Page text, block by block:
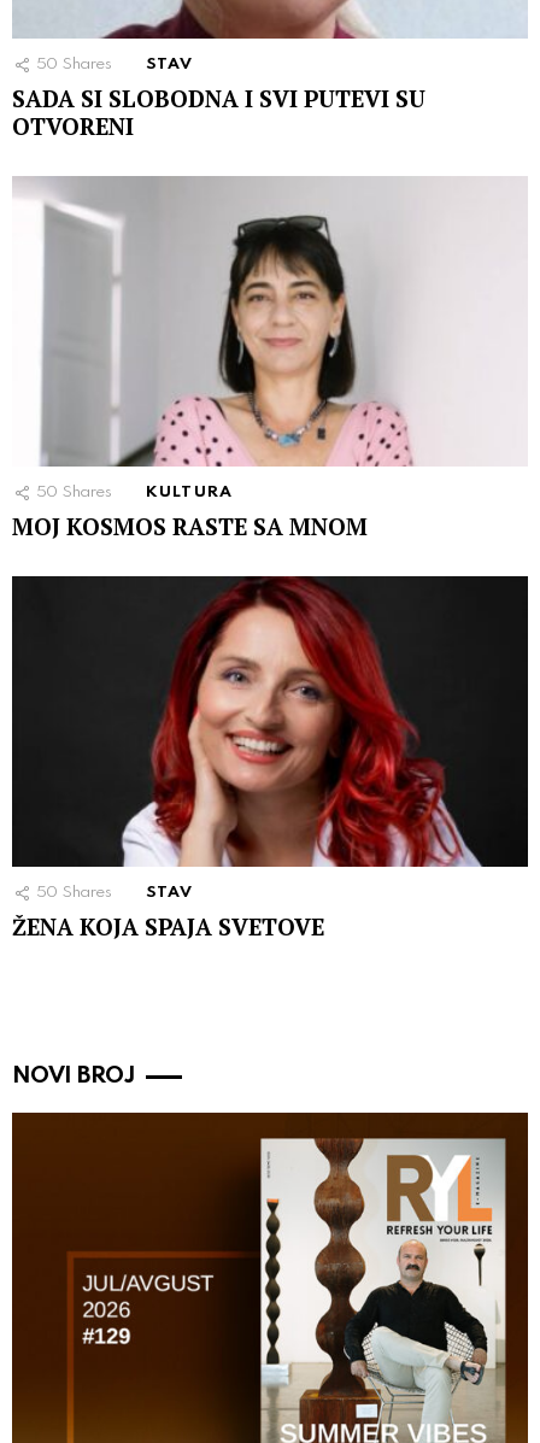
50 Shares STAV
SADA SI SLOBODNA I SVI PUTEVI SU
OTVORENI
50 Shares KULTURA
MOJ KOSMOS RASTE SA MNOM
50 Shares STAV
ŽENA KOJA SPAJA SVETOVE
NOVI BROJ